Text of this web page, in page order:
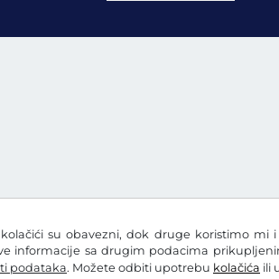
su obavezni, dok druge koristimo
informacije sa drugim podacima
podataka. Možete odbiti upotrebu kolačića ili